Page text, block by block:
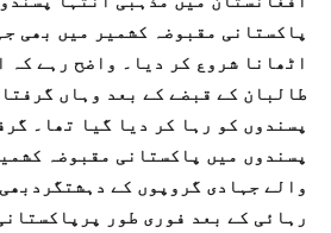
پاکستانی مقبوضہ کشمیر میں بھی
اٹھانا شروع کر دیا۔ واضح رہے کہ
طالبان کے قبضے کے بعد وہاں
پسندوں کو رہا کر دیا گیا تھا۔
پسندوں میں پاکستانی مقبوضہ
والے جہادی گروپوں کے
رہائی کے بعد فوری طور